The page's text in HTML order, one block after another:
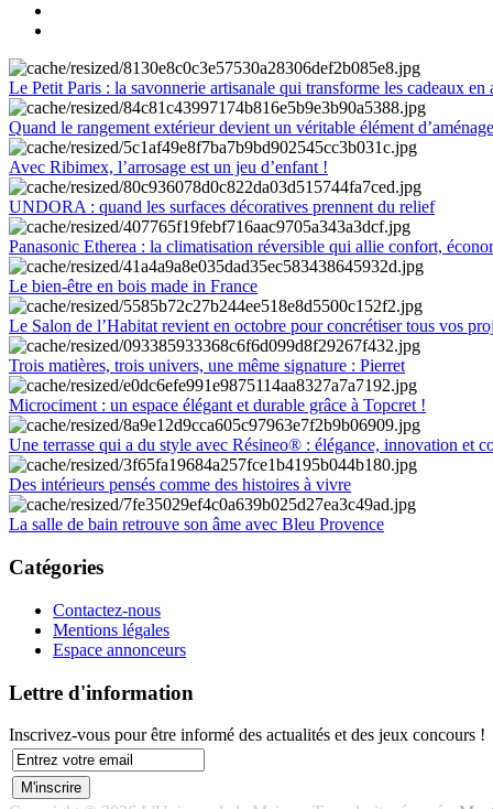
Le Petit Paris : la savonnerie artisanale qui transforme les cadeaux en
Quand le rangement extérieur devient un véritable élément
Avec Ribimex, l’arrosage est un jeu d’enfant !
UNDORA : quand les surfaces décoratives prennent du relief
Panasonic Etherea : la climatisation réversible qui allie confort,
Le bien-être en bois made in France
Le Salon de l’Habitat revient en octobre pour concrétiser tous vos
Trois matières, trois univers, une même signature : Pierret
Microciment : un espace élégant et durable grâce à Topcret !
Une terrasse qui a du style avec Résineo® : élégance, innovation et
Des intérieurs pensés comme des histoires à vivre
La salle de bain retrouve son âme avec Bleu Provence
Catégories
Contactez-nous
Mentions légales
Espace annonceurs
Lettre d'information
Inscrivez-vous pour être informé des actualités et des jeux concours !